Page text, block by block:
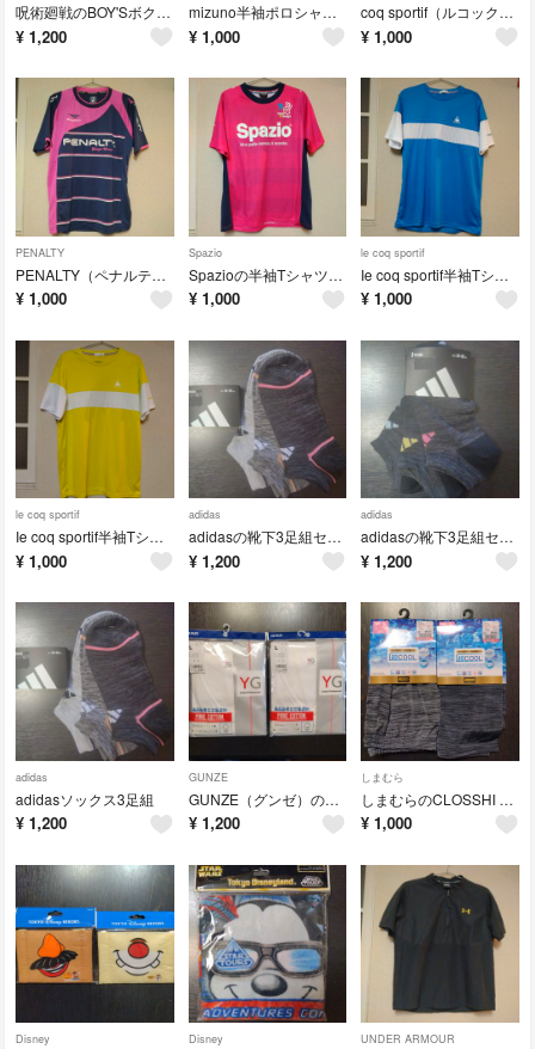
呪術廻戦のBOY'Sボクサーブリーフ2枚組✕2セット
¥ 1,200
mizuno半袖ポロシャツsizeM
¥ 1,000
coq sportif（ルコックスポルティフ）の半袖スポーツTシャツ
¥ 1,000
PENALTY
PENALTY（ペナルティ）半袖TシャツsizeМ
¥ 1,000
Spazio
Spazioの半袖TシャツsizeМ
¥ 1,000
le coq sportif
Ie coq sportif半袖TシャツsizeO
¥ 1,000
le coq sportif
Ie coq sportif半袖TシャツsizeO
¥ 1,000
adidas
adidasの靴下3足組セット
¥ 1,200
adidas
adidasの靴下3足組セット
¥ 1,200
adidas
adidasソックス3足組
¥ 1,200
GUNZE
GUNZE（グンゼ）のメンズ用YG Vネックスリーブレスシャツ2枚セット
¥ 1,200
しまむら
しまむらのCLOSSHI PREMIUMシリーズ、超COOL 3分丈スパッツの2枚セット
¥ 1,000
Disney Disney UNDER ARMOUR